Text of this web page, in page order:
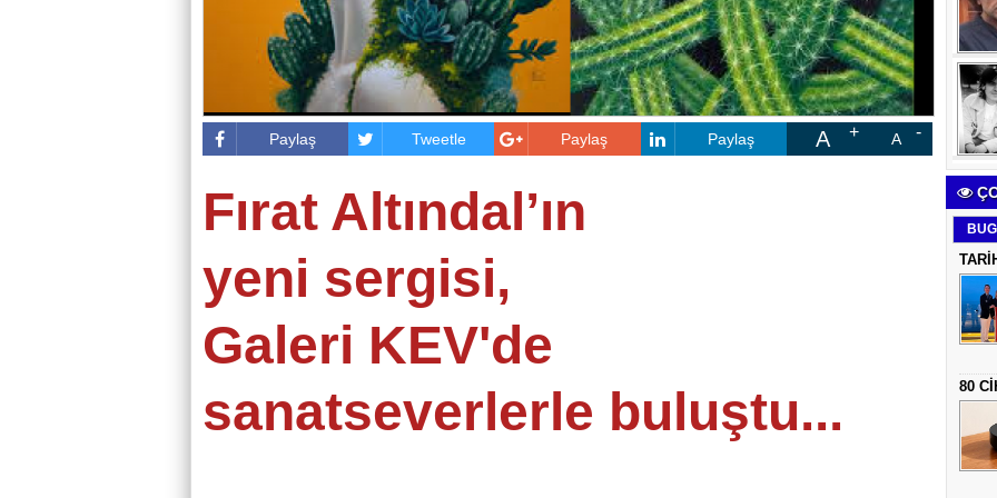
Paylaş Tweetle Paylaş Paylaş A A
Fırat Altındal’ın
yeni sergisi,
Galeri KEV'de
sanatseverlerle buluştu...
80